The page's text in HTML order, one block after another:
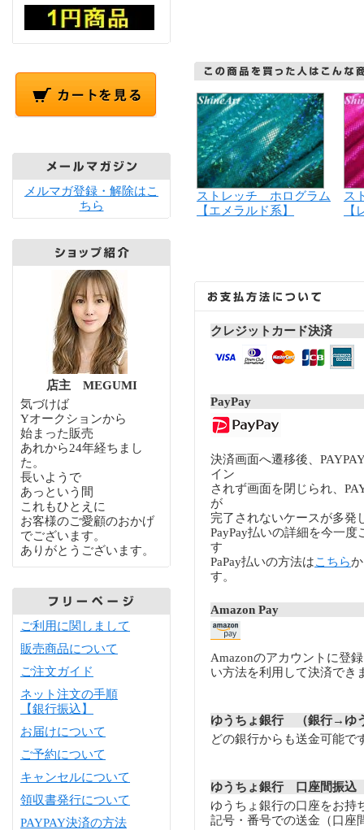
メルマガ登録・解除はこ
ちら
店主 MEGUMI
気づけば
Yオークションから
始まった販売
あれから24年経ちまし
た。
長いようで
あっという間
これもひとえに
お客様のご愛顧のおかげ
でございます。
ありがとうございます。
ご利用に関しまして
販売商品について
ご注文ガイド
ネット注文の手順
【銀行振込】
お届けについて
ご予約について
キャンセルについて
領収書発行について
PAYPAY決済の方法
ストレッチ ホログラム
【エメラルド系】
ス
【
クレジットカード決済
PayPay
決済画面へ遷移後、
イン
されず画面を閉じられ、
が
完了されないケースが多発
PayPay払いの詳細を今一度
す
PaPay払いの方法はこちら
す。
Amazon Pay
Amazonのアカウントに登
い方法を利用して決済でき
ゆうちょ銀行 （銀行→ゆ
どの銀行からも送金可能で
ゆうちょ銀行 口座間振込
ゆうちょ銀行の口座をお持
記号・番号での送金（口座